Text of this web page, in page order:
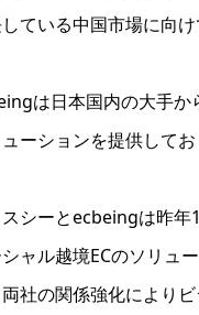
ている中国市場に向
は日本国内の大手か
ーションを提供してお
シーとecbeingは昨年
ャル越境ECのソリュ
社の関係強化により